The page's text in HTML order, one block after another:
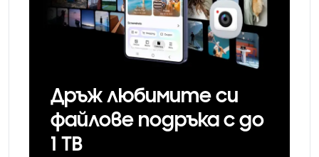
Дръж любимите си
файлове подръка с до
1 TB